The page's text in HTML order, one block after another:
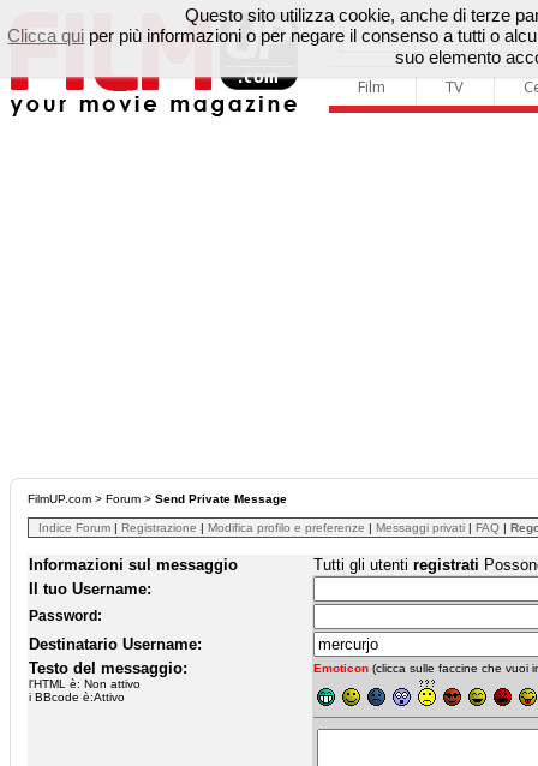
Film TV
FilmUP.com > Forum > Send Private Message
Indice Forum | Registrazione | Modifica profilo e preferenze | Messaggi privati | FAQ |
Informazioni sul messaggio Tutti gli utenti registrati
Il tuo Username:
Password:
Destinatario Username:
Testo del messaggio:
l'HTML è: Non attivo
i BBcode è:Attivo
Emoticon (clicca sulle faccine che vuoi
Questo sito utilizza cookie, anche di terze
Clicca qui per più informazioni o per negare il consenso a tutti o
suo elemento